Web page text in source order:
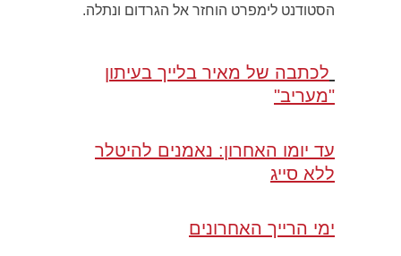
הסטודנט לימפרט הוחזר אל הגרדום ונתלה.
לכתבה של מאיר בלייך בעיתון
"מעריב"
עד יומו האחרון: נאמנים להיטלר
ללא סייג
ימי הרייך האחרונים